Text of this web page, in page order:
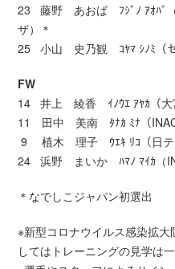
23 藤野 あおば ﾌｼﾞﾉ ｱｵﾊﾞ（
ザ）＊
25 小山 史乃観 ｺﾔﾏ ｼﾉﾐ（セ
FW
14 井上 綾香 ｲﾉｳｴ ｱﾔｶ（大
11 田中 美南 ﾀﾅｶ ﾐﾅ（INAC
9 植木 理子 ｳｴｷ ﾘｺ（日テ
24 浜野 まいか ﾊﾏﾉ ﾏｲｶ（
＊なでしこジャパン初選出
※新型コロナウイルス感染拡
してはトレーニングの見学は